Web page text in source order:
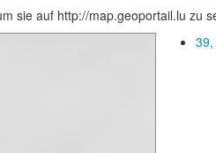
sie auf http://map.geoportail.lu zu